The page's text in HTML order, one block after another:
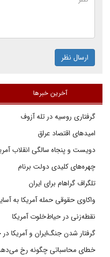
ارسال نظر
آخرین خبرها
گرفتاری روسیه در تله آزوف
امیدهای اقتصاد عراق
دویست و پنجاه سالگی انقلاب
چهره‌های کلیدی دولت برنام
تلگراف گراهام برای ایران
واکاوی حقوقی حمله آمریکا به
نقطه‌زنی در حیاط‌خلوت آمریکا
گرفتار شدن جنگ‌ایران و
خطای محاسباتی چگونه رخ